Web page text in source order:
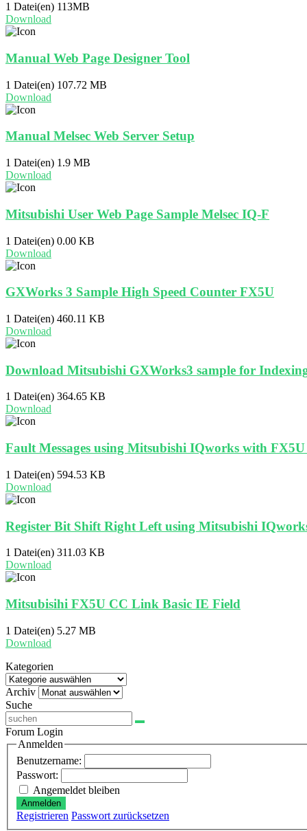
1 Datei(en) 113MB
Download
Manual Web Page Designer Tool
1 Datei(en) 107.72 MB
Download
Manual Melsec Web Server Setup
1 Datei(en) 1.9 MB
Download
Mitsubishi User Web Page Sample Melsec IQ-F
1 Datei(en) 0.00 KB
Download
GXWorks 3 Sample High Speed Counter FX5U
1 Datei(en) 460.11 KB
Download
Download Mitsubishi GXWorks3 sample for
1 Datei(en) 364.65 KB
Download
Fault Messages using Mitsubishi IQworks with
1 Datei(en) 594.53 KB
Download
Register Bit Shift Right Left using Mitsubishi
1 Datei(en) 311.03 KB
Download
Mitsubisihi FX5U CC Link Basic IE Field
1 Datei(en) 5.27 MB
Download
Kategorien
Kategorien
Archiv Archiv
Suche
Forum Login
Anmelden
Benutzername:
Passwort:
Angemeldet bleiben
Anmelden
Registrieren Passwort zurücksetzen